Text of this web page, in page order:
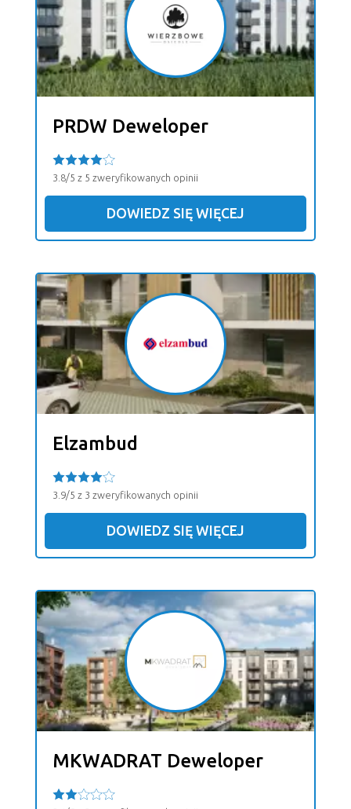
PRDW Deweloper
3.8/5 z 5 zweryfikowanych opinii
DOWIEDZ SIĘ WIĘCEJ
Elzambud
3.9/5 z 3 zweryfikowanych opinii
DOWIEDZ SIĘ WIĘCEJ
MKWADRAT Deweloper